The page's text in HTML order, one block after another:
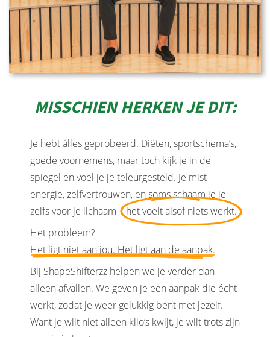
MISSCHIEN HERKEN JE DIT:
Je hebt álles geprobeerd. Diëten, sportschema’s,
goede voornemens, maar toch kijk je in de
spiegel en voel je je teleurgesteld. Je mist
energie, zelfvertrouwen, en soms schaam je je
zelfs voor je lichaam –het voelt alsof niets werkt.
Het probleem?
Het ligt niet aan jou. Het ligt aan de aanpak.
Bij ShapeShifterzz helpen we je verder dan
alleen afvallen. We geven je een aanpak die écht
werkt, zodat je weer gelukkig bent met jezelf.
Want je wilt niet alleen kilo’s kwijt, je wilt trots zijn